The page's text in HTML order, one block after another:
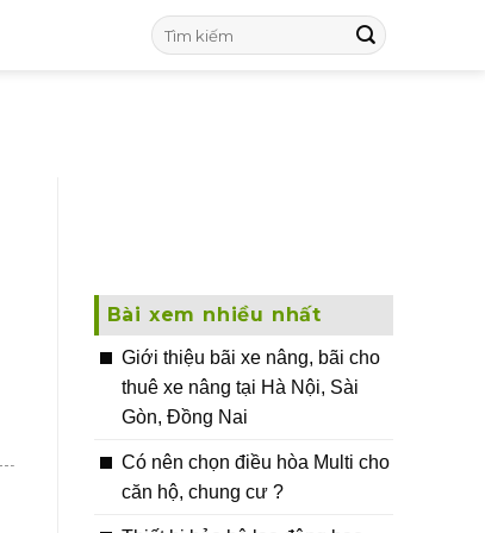
Bài xem nhiều nhất
Giới thiệu bãi xe nâng, bãi cho
thuê xe nâng tại Hà Nội, Sài
Gòn, Đồng Nai
Có nên chọn điều hòa Multi cho
căn hộ, chung cư ?